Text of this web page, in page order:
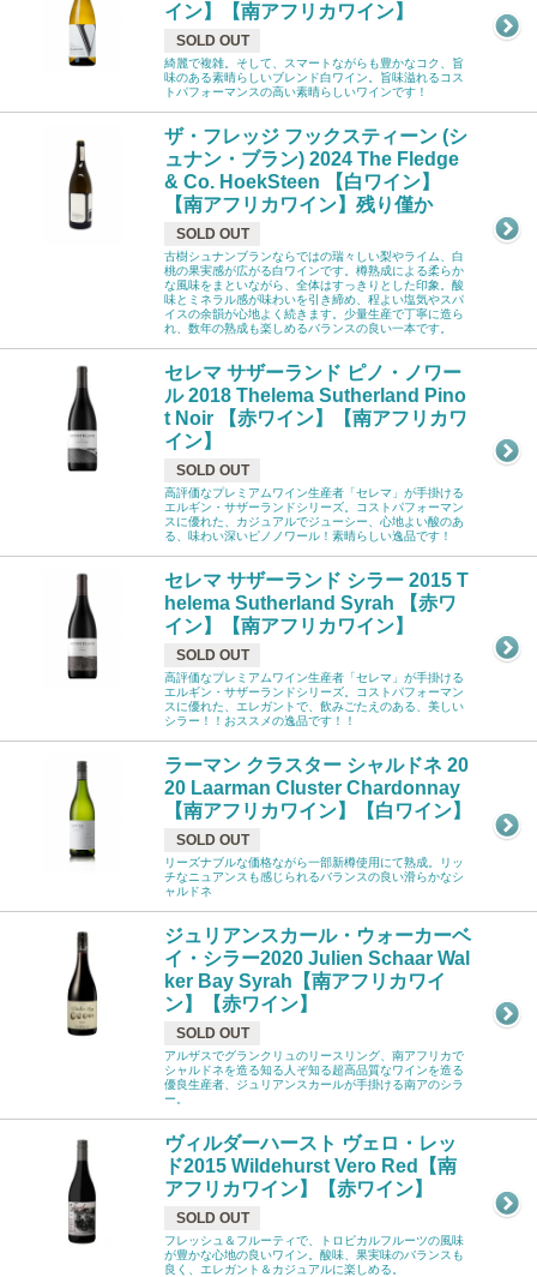
イン】【南アフリカワイン】
SOLD OUT
綺麗で複雑。そして、スマートながらも豊かなコク、旨
味のある素晴らしいブレンド白ワイン。旨味溢れるコス
トパフォーマンスの高い素晴らしいワインです！
ザ・フレッジ フックスティーン (シ
ュナン・ブラン) 2024 The Fledge
& Co. HoekSteen 【白ワイン】
【南アフリカワイン】残り僅か
SOLD OUT
古樹シュナンブランならではの瑞々しい梨やライム、白
桃の果実感が広がる白ワインです。樽熟成による柔らか
な風味をまといながら、全体はすっきりとした印象。酸
味とミネラル感が味わいを引き締め、程よい塩気やスパ
イスの余韻が心地よく続きます。少量生産で丁寧に造ら
れ、数年の熟成も楽しめるバランスの良い一本です。
セレマ サザーランド ピノ・ノワー
ル 2018 Thelema Sutherland Pino
t Noir 【赤ワイン】【南アフリカワ
イン】
SOLD OUT
高評価なプレミアムワイン生産者「セレマ」が手掛ける
エルギン・サザーランドシリーズ。コストパフォーマン
スに優れた、カジュアルでジューシー、心地よい酸のあ
る、味わい深いピノノワール！素晴らしい逸品です！
セレマ サザーランド シラー 2015 T
helema Sutherland Syrah 【赤ワ
イン】【南アフリカワイン】
SOLD OUT
高評価なプレミアムワイン生産者「セレマ」が手掛ける
エルギン・サザーランドシリーズ。コストパフォーマン
スに優れた、エレガントで、飲みごたえのある、美しい
シラー！！おススメの逸品です！！
ラーマン クラスター シャルドネ 20
20 Laarman Cluster Chardonnay
【南アフリカワイン】【白ワイン】
SOLD OUT
リーズナブルな価格ながら一部新樽使用にて熟成。リッ
チなニュアンスも感じられるバランスの良い滑らかなシ
ャルドネ
ジュリアンスカール・ウォーカーベ
イ・シラー2020 Julien Schaar Wal
ker Bay Syrah【南アフリカワイ
ン】【赤ワイン】
SOLD OUT
アルザスでグランクリュのリースリング、南アフリカで
シャルドネを造る知る人ぞ知る超高品質なワインを造る
優良生産者、ジュリアンスカールが手掛ける南アのシラ
ー。
ヴィルダーハースト ヴェロ・レッ
ド2015 Wildehurst Vero Red【南
アフリカワイン】【赤ワイン】
SOLD OUT
フレッシュ＆フルーティで、トロピカルフルーツの風味
が豊かな心地の良いワイン。酸味、果実味のバランスも
良く、エレガント＆カジュアルに楽しめる。